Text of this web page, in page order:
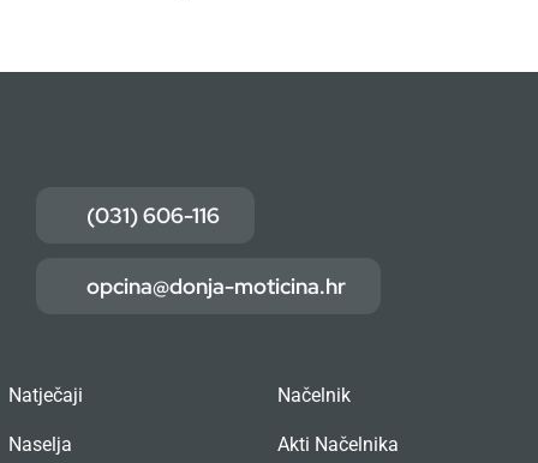
(031) 606-116
opcina@donja-moticina.hr
Natječaji
Naselja
Načelnik
Akti Načelnika